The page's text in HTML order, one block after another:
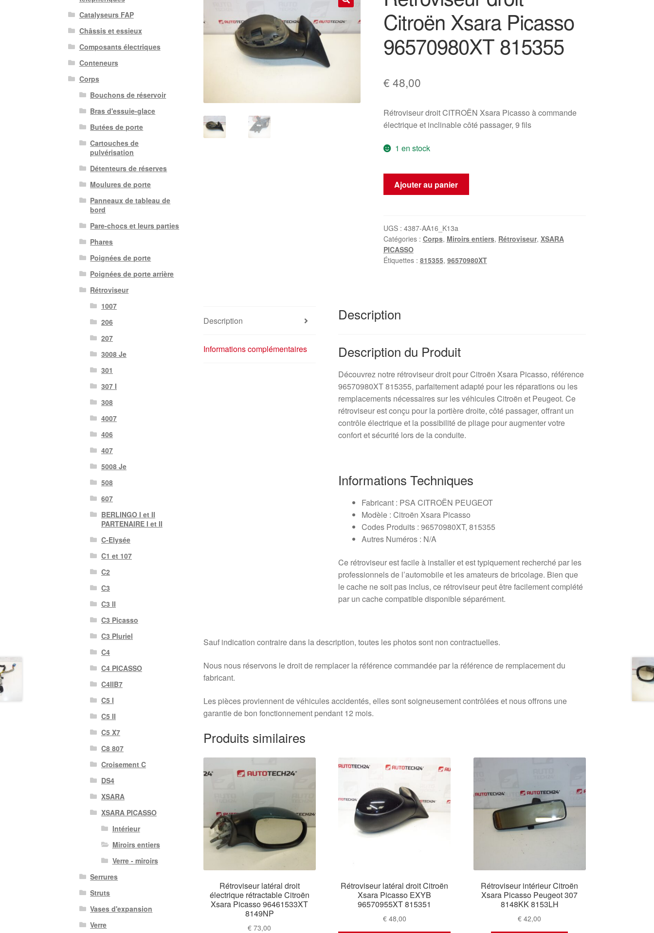
Citroën Xsara Picasso
96570980XT 815355
€ 48,00
Rétroviseur droit CITROËN Xsara Picasso à commande
électrique et inclinable côté passager, 9 fils
1 en stock
quantité
Citroën
Xsara
Picasso
96570980XT
Ajouter au panier
UGS : 4387-AA16_K13a
Catégories : Corps, Miroirs entiers, Rétroviseur, XSARA
PICASSO
Étiquettes : 815355, 96570980XT
Description
Informations complémentaires
Description
Description du Produit
Découvrez notre rétroviseur droit pour Citroën Xsara Picasso, référence
96570980XT 815355, parfaitement adapté pour les réparations ou les
remplacements nécessaires sur les véhicules Citroën et Peugeot. Ce
rétroviseur est conçu pour la portière droite, côté passager, offrant un
contrôle électrique et la possibilité de pliage pour augmenter votre
confort et sécurité lors de la conduite.
Informations Techniques
Fabricant : PSA CITROËN PEUGEOT
Modèle : Citroën Xsara Picasso
Codes Produits : 96570980XT, 815355
Autres Numéros : N/A
Ce rétroviseur est facile à installer et est typiquement recherché par les
professionnels de l’automobile et les amateurs de bricolage. Bien que
le cache ne soit pas inclus, ce rétroviseur peut être facilement complété
par un cache compatible disponible séparément.
Sauf indication contraire dans la description, toutes les photos sont non contractuelles.
Nous nous réservons le droit de remplacer la référence commandée par la référence de remplacement du
fabricant.
Les pièces proviennent de véhicules accidentés, elles sont soigneusement contrôlées et nous offrons une
garantie de bon fonctionnement pendant 12 mois.
Produits similaires
Rétroviseur latéral droit
électrique rétractable Citroën
Xsara Picasso 96461533XT
8149NP
€ 73,00
Rétroviseur latéral droit Citroën
Xsara Picasso EXYB
96570955XT 815351
€48,00
Rétroviseur intérieur Citroën
Xsara Picasso Peugeot 307
8148KK 8153LH
€ 42,00
Catalyseurs FAP
Châssis et essieux
Composants électriques
Conteneurs
Corps
Bouchons de réservoir
Bras d'essuie-glace
Butées de porte
Cartouches de
pulvérisation
Détenteurs de réserves
Moulures de porte
Panneaux de tableau de
bord
Pare-chocs et leurs parties
Phares
Poignées de porte
Poignées de porte arrière
Rétroviseur
1007
206
207
3008 Je
301
307 I
308
4007
406
407
5008 Je
508
607
BERLINGO I et II
PARTENAIRE I et II
C-Elysée
C1 et 107
C2
C3
C3 II
C3 Picasso
C3 Pluriel
C4
C4 PICASSO
C4IIB7
C5 I
C5 II
C5 X7
C8 807
Croisement C
DS4
XSARA
XSARA PICASSO
Intérieur
Miroirs entiers
Verre - miroirs
Serrures
Struts
Vases d'expansion
Verre